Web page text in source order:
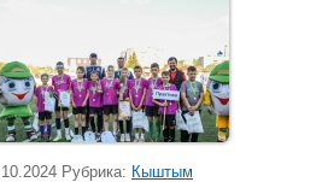
Рубрика: Кыштым